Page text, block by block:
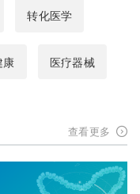
转化医学
康 医疗器械
查看更多